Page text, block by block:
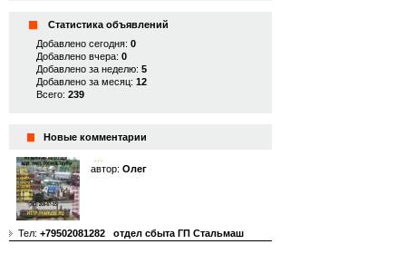
Статистика объявлений
Добавлено сегодня: 0
Добавлено вчера: 0
Добавлено за неделю: 5
Добавлено за месяц: 12
Всего: 239
Новые комментарии
автор: Олег
Тел: +79502081282 отдел сбыта ГП Стальмаш